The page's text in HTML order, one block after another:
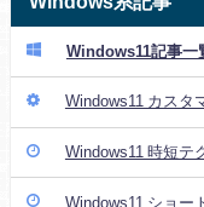
Windows11記事一
Windows11 カスタ
Windows11 時短テ
Windows11 ショ